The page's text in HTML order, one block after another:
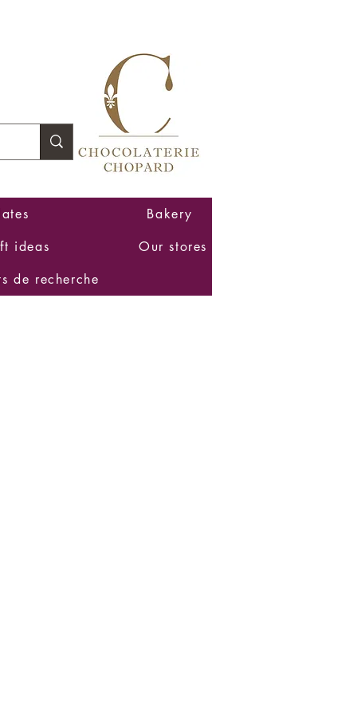
Bakery
ideas
Our stores
de recherche